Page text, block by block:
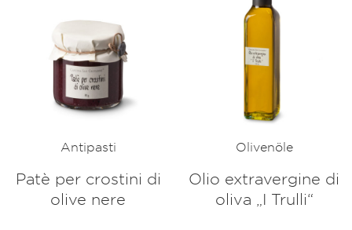
Antipasti
Patè per crostini di
olive nere
Olivenöle
Olio extravergine di
oliva „I Trulli“